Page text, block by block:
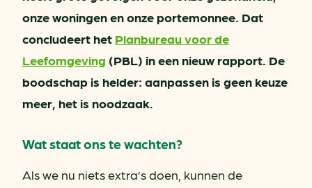
onze woningen en onze portemonnee. Dat
concludeert het Planbureau voor de
Leefomgeving (PBL) in een nieuw rapport. De
boodschap is helder: aanpassen is geen keuze
meer, het is noodzaak.
Wat staat ons te wachten?
Als we nu niets extra’s doen, kunnen de